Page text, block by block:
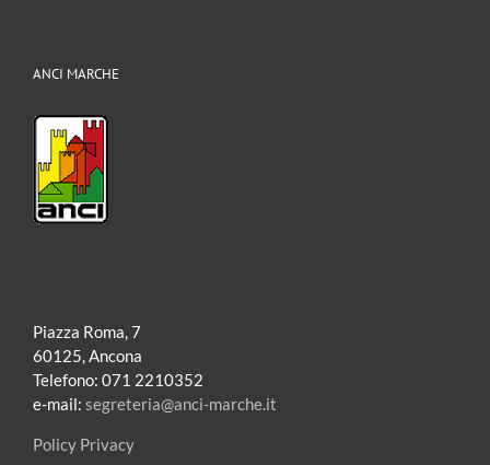
ANCI MARCHE
Piazza Roma, 7
60125, Ancona
Telefono: 071 2210352
e-mail: segreteria@anci-marche.it
Policy Privacy